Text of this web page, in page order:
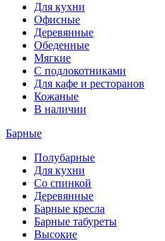
Для кухни
Офисные
Деревянные
Обеденные
Мягкие
С подлокотниками
Для кафе и ресторанов
Кожаные
В наличии
Барные
Полубарные
Для кухни
Со спинкой
Деревянные
Барные кресла
Барные табуреты
Высокие